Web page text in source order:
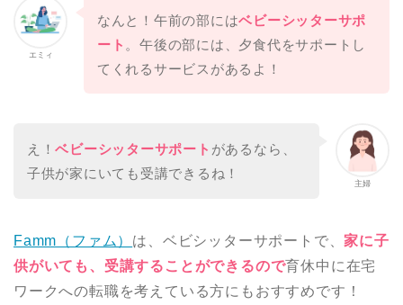
エミィ
なんと！午前の部にはベビーシッターサポ
ート 。午後の部には、夕食代をサポートし
てくれるサービスがあるよ！
主婦
え！ベビーシッターサポート があるなら、
子供が家にいても受講できるね！
Famm（ファム） は、ベビシッターサポートで、 家に子
供がいても、受講することができるので育休中に在宅
ワークへの転職を考えている方にもおすすめです！